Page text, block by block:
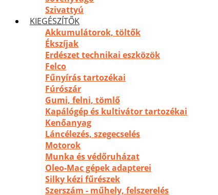
Szivattyú
KIEGÉSZÍTŐK
Akkumulátorok, töltők
Ékszíjak
Erdészet technikai eszközök
Felco
Fűnyírás tartozékai
Fúrószár
Gumi, felni, tömlő
Kapálógép és kultivátor tartozékai
Kenőanyag
Láncélezés, szegecselés
Motorok
Munka és védőruházat
Oleo-Mac gépek adapterei
Silky kézi fűrészek
Szerszám - műhely, felszerelés